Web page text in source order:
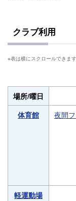
クラブ利用
場所/曜日
体育館 夜間
軽運動場